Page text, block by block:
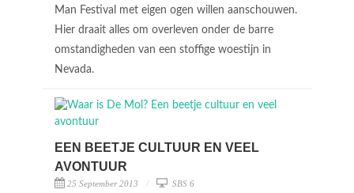
Man Festival met eigen ogen willen aanschouwen.
Hier draait alles om overleven onder de barre
omstandigheden van een stoffige woestijn in
Nevada.
EEN BEETJE CULTUUR EN VEEL
AVONTUUR
25 September 2013 SBS 6